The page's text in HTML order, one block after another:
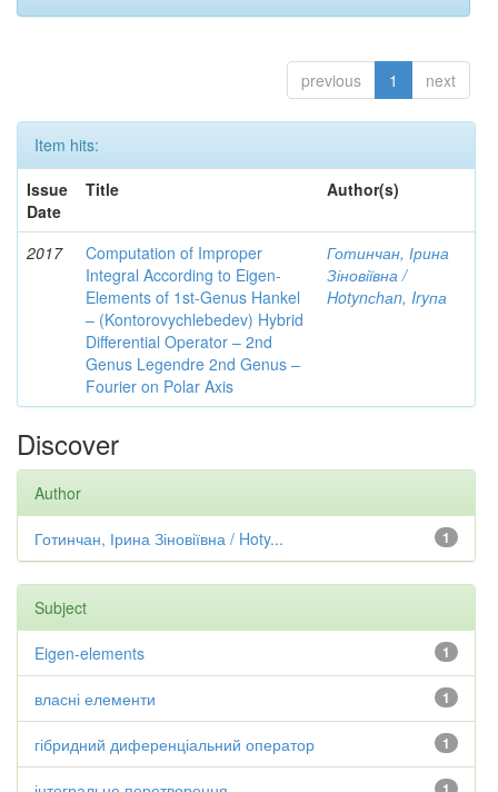
previous 1 next
Item hits:
Issue
Date
Title Author(s)
2017
Computation of Improper
Integral According to Eigen-
Elements of 1st-Genus Hankel
– (Kontorovychlebedev) Hybrid
Differential Operator – 2nd
Genus Legendre 2nd Genus –
Fourier on Polar Axis
Готинчан, Ірина
Зіновіївна /
Hotynсhаn, Iryпа
Discover
Author
1
Готинчан, Ірина Зіновіївна / Hoty...
Subject
1
Eigen-elements
1
власні елементи
1
гібридний диференціальний оператор